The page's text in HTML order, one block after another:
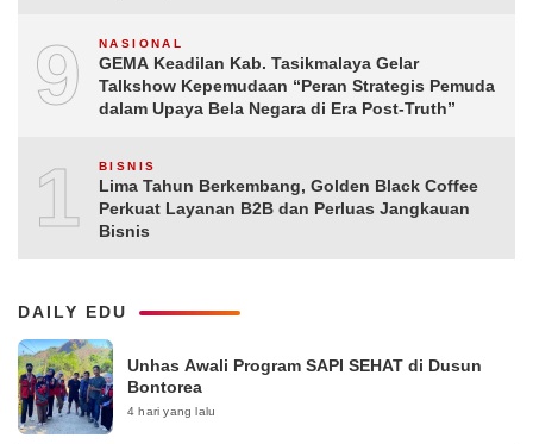
9 NASIONAL
GEMA Keadilan Kab. Tasikmalaya Gelar
Talkshow Kepemudaan “Peran Strategis Pemuda
dalam Upaya Bela Negara di Era Post-Truth”
10BISNIS
Lima Tahun Berkembang, Golden Black Coffee
Perkuat Layanan B2B dan Perluas Jangkauan
Bisnis
DAILY EDU
Unhas Awali Program SAPI SEHAT di Dusun
Bontorea
4 hari yang lalu